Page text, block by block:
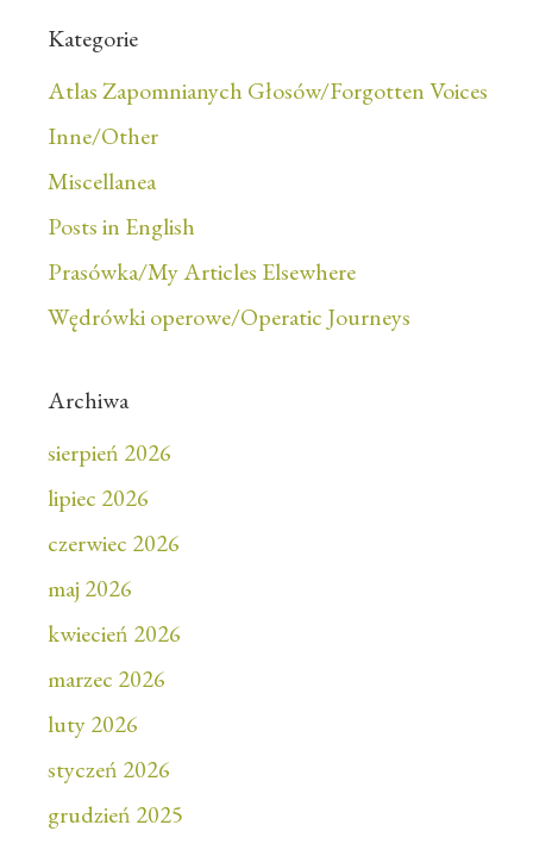
Kategorie
Atlas Zapomnianych Głosów/Forgotten Voices
Inne/Other
Miscellanea
Posts in English
Prasówka/My Articles Elsewhere
Wędrówki operowe/Operatic Journeys
Archiwa
sierpień 2026
lipiec 2026
czerwiec 2026
maj 2026
kwiecień 2026
marzec 2026
luty 2026
styczeń 2026
grudzień 2025